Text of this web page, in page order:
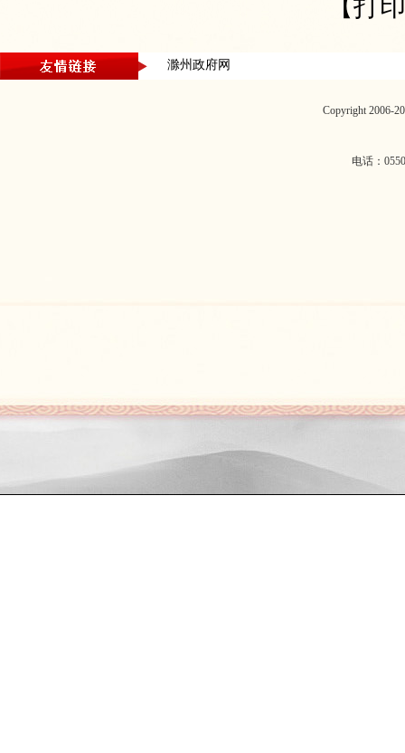
【打
滁州政府网
Copyright 2006-
电话：